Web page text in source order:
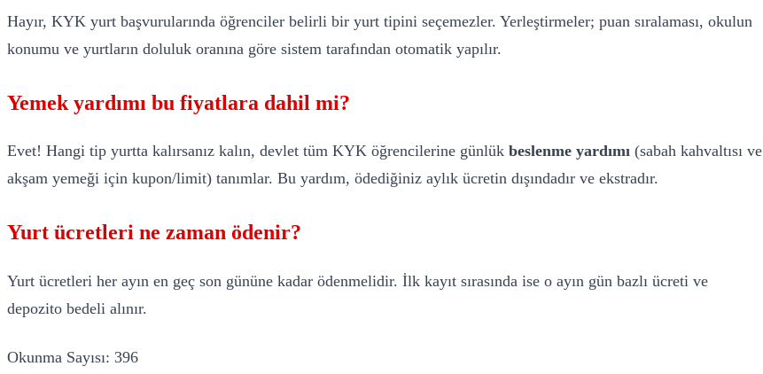
Hayır, KYK yurt başvurularında öğrenciler belirli bir yurt tipini seçemezler. Yerleştirmeler; puan sıralaması, okulun
konumu ve yurtların doluluk oranına göre sistem tarafından otomatik yapılır.
Yemek yardımı bu fiyatlara dahil mi?
Evet! Hangi tip yurtta kalırsanız kalın, devlet tüm KYK öğrencilerine günlük beslenme yardımı (sabah kahvaltısı ve
akşam yemeği için kupon/limit) tanımlar. Bu yardım, ödediğiniz aylık ücretin dışındadır ve ekstradır.
Yurt ücretleri ne zaman ödenir?
Yurt ücretleri her ayın en geç son gününe kadar ödenmelidir. İlk kayıt sırasında ise o ayın gün bazlı ücreti ve
depozito bedeli alınır.
Okunma Sayısı: 396